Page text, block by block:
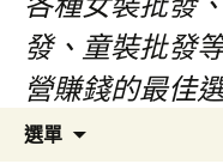
發、童裝批發
營賺錢的最佳
選單